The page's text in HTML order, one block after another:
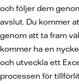
och följer dem
avslut. Du kommer
genom att ta fram
kommer ha en
och utveckla ett
processen för